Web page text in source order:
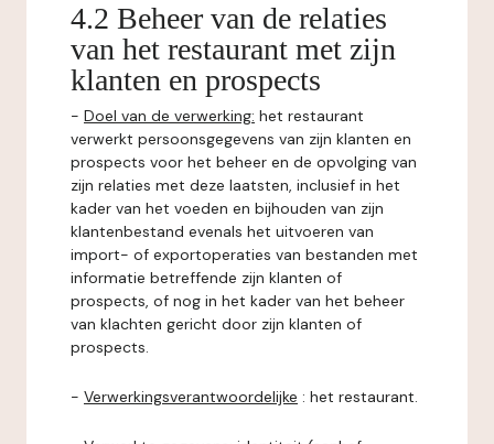
4.2 Beheer van de relaties
van het restaurant met zijn
klanten en prospects
- Doel van de verwerking: het restaurant
verwerkt persoonsgegevens van zijn klanten en
prospects voor het beheer en de opvolging van
zijn relaties met deze laatsten, inclusief in het
kader van het voeden en bijhouden van zijn
klantenbestand evenals het uitvoeren van
import- of exportoperaties van bestanden met
informatie betreffende zijn klanten of
prospects, of nog in het kader van het beheer
van klachten gericht door zijn klanten of
prospects.
- Verwerkingsverantwoordelijke : het restaurant.